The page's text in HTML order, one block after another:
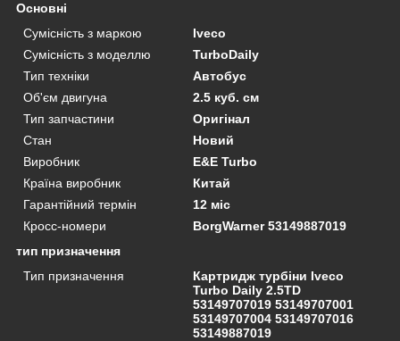
Основні
Сумісність з маркою
Iveco
Сумісність з моделлю
TurboDaily
Тип техніки
Автобус
Об'єм двигуна
2.5 куб. см
Тип запчастини
Оригінал
Стан
Новий
Виробник
E&E Turbo
Країна виробник
Китай
Гарантійний термін
12 міс
Кросс-номери
BorgWarner 53149887019
тип призначення
Тип призначення
Картридж турбіни Iveco
Turbo Daily 2.5TD
53149707019 53149707001
53149707004 53149707016
53149887019